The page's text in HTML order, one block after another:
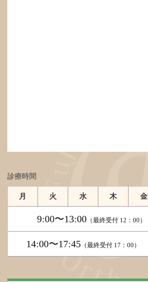
診療時間
月 火 水 木 金
9:00〜13:00（最終受付 12：00）
14:00〜17:45 （最終受付 17：00）